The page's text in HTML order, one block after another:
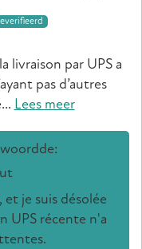
livraison par UPS a
pas d’autres
Lees meer
je suis désolée
UPS récente n'a